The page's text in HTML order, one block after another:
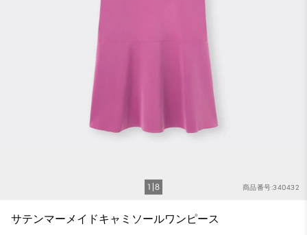
商品番号:340432
1 8
サテンマーメイドキャミソールワンピース